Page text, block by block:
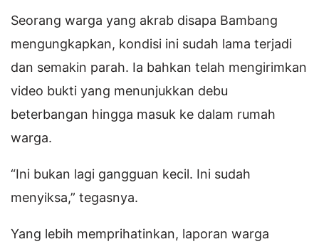
Seorang warga yang akrab disapa Bambang
mengungkapkan, kondisi ini sudah lama terjadi
dan semakin parah. Ia bahkan telah mengirimkan
video bukti yang menunjukkan debu
beterbangan hingga masuk ke dalam rumah
warga.
“Ini bukan lagi gangguan kecil. Ini sudah
menyiksa,” tegasnya.
Yang lebih memprihatinkan, laporan warga